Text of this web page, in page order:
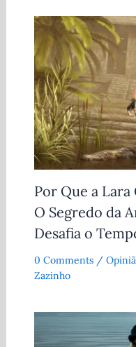
Por Que a
O Segredo da
Desafia o
0 Comments /
Zazinho